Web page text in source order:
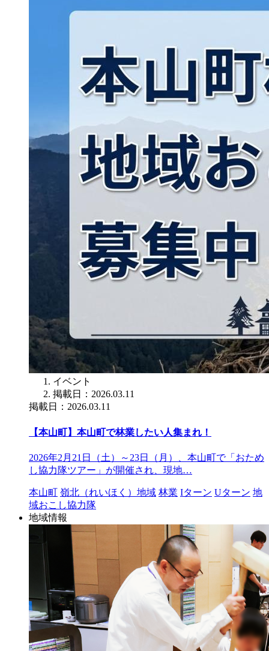
イベント
掲載日：2026.03.11
掲載日：2026.03.11
【本山町】本山町で林業したい人集まれ！
2026年2月21日（土）～23日（月）、本山町で「おため
し協力隊ツアー」が開催され、現地…
本山町 嶺北（れいほく）地域 林業 Iターン Uターン 地
域おこし協力隊
地域情報